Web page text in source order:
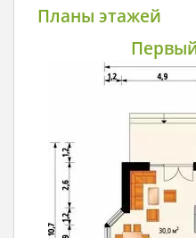
Планы этажей